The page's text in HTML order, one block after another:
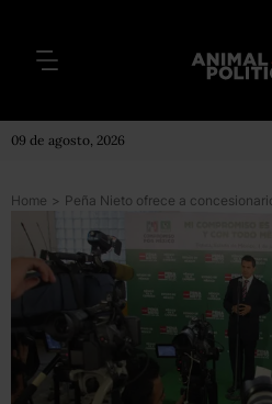
09 de agosto, 2026
Home >